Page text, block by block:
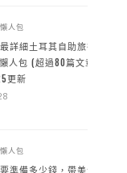
人包
詳細土耳其自助旅行
人包 (超過80篇文章~
更新
人包
準備多少錢，帶美金